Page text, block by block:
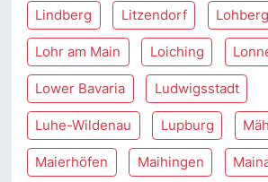
Lindberg Litzendorf Lohberg
Lohr am Main Loiching
Lower Bavaria Ludwigsstadt
Luhe-Wildenau Lupburg
Maierhöfen Maihingen